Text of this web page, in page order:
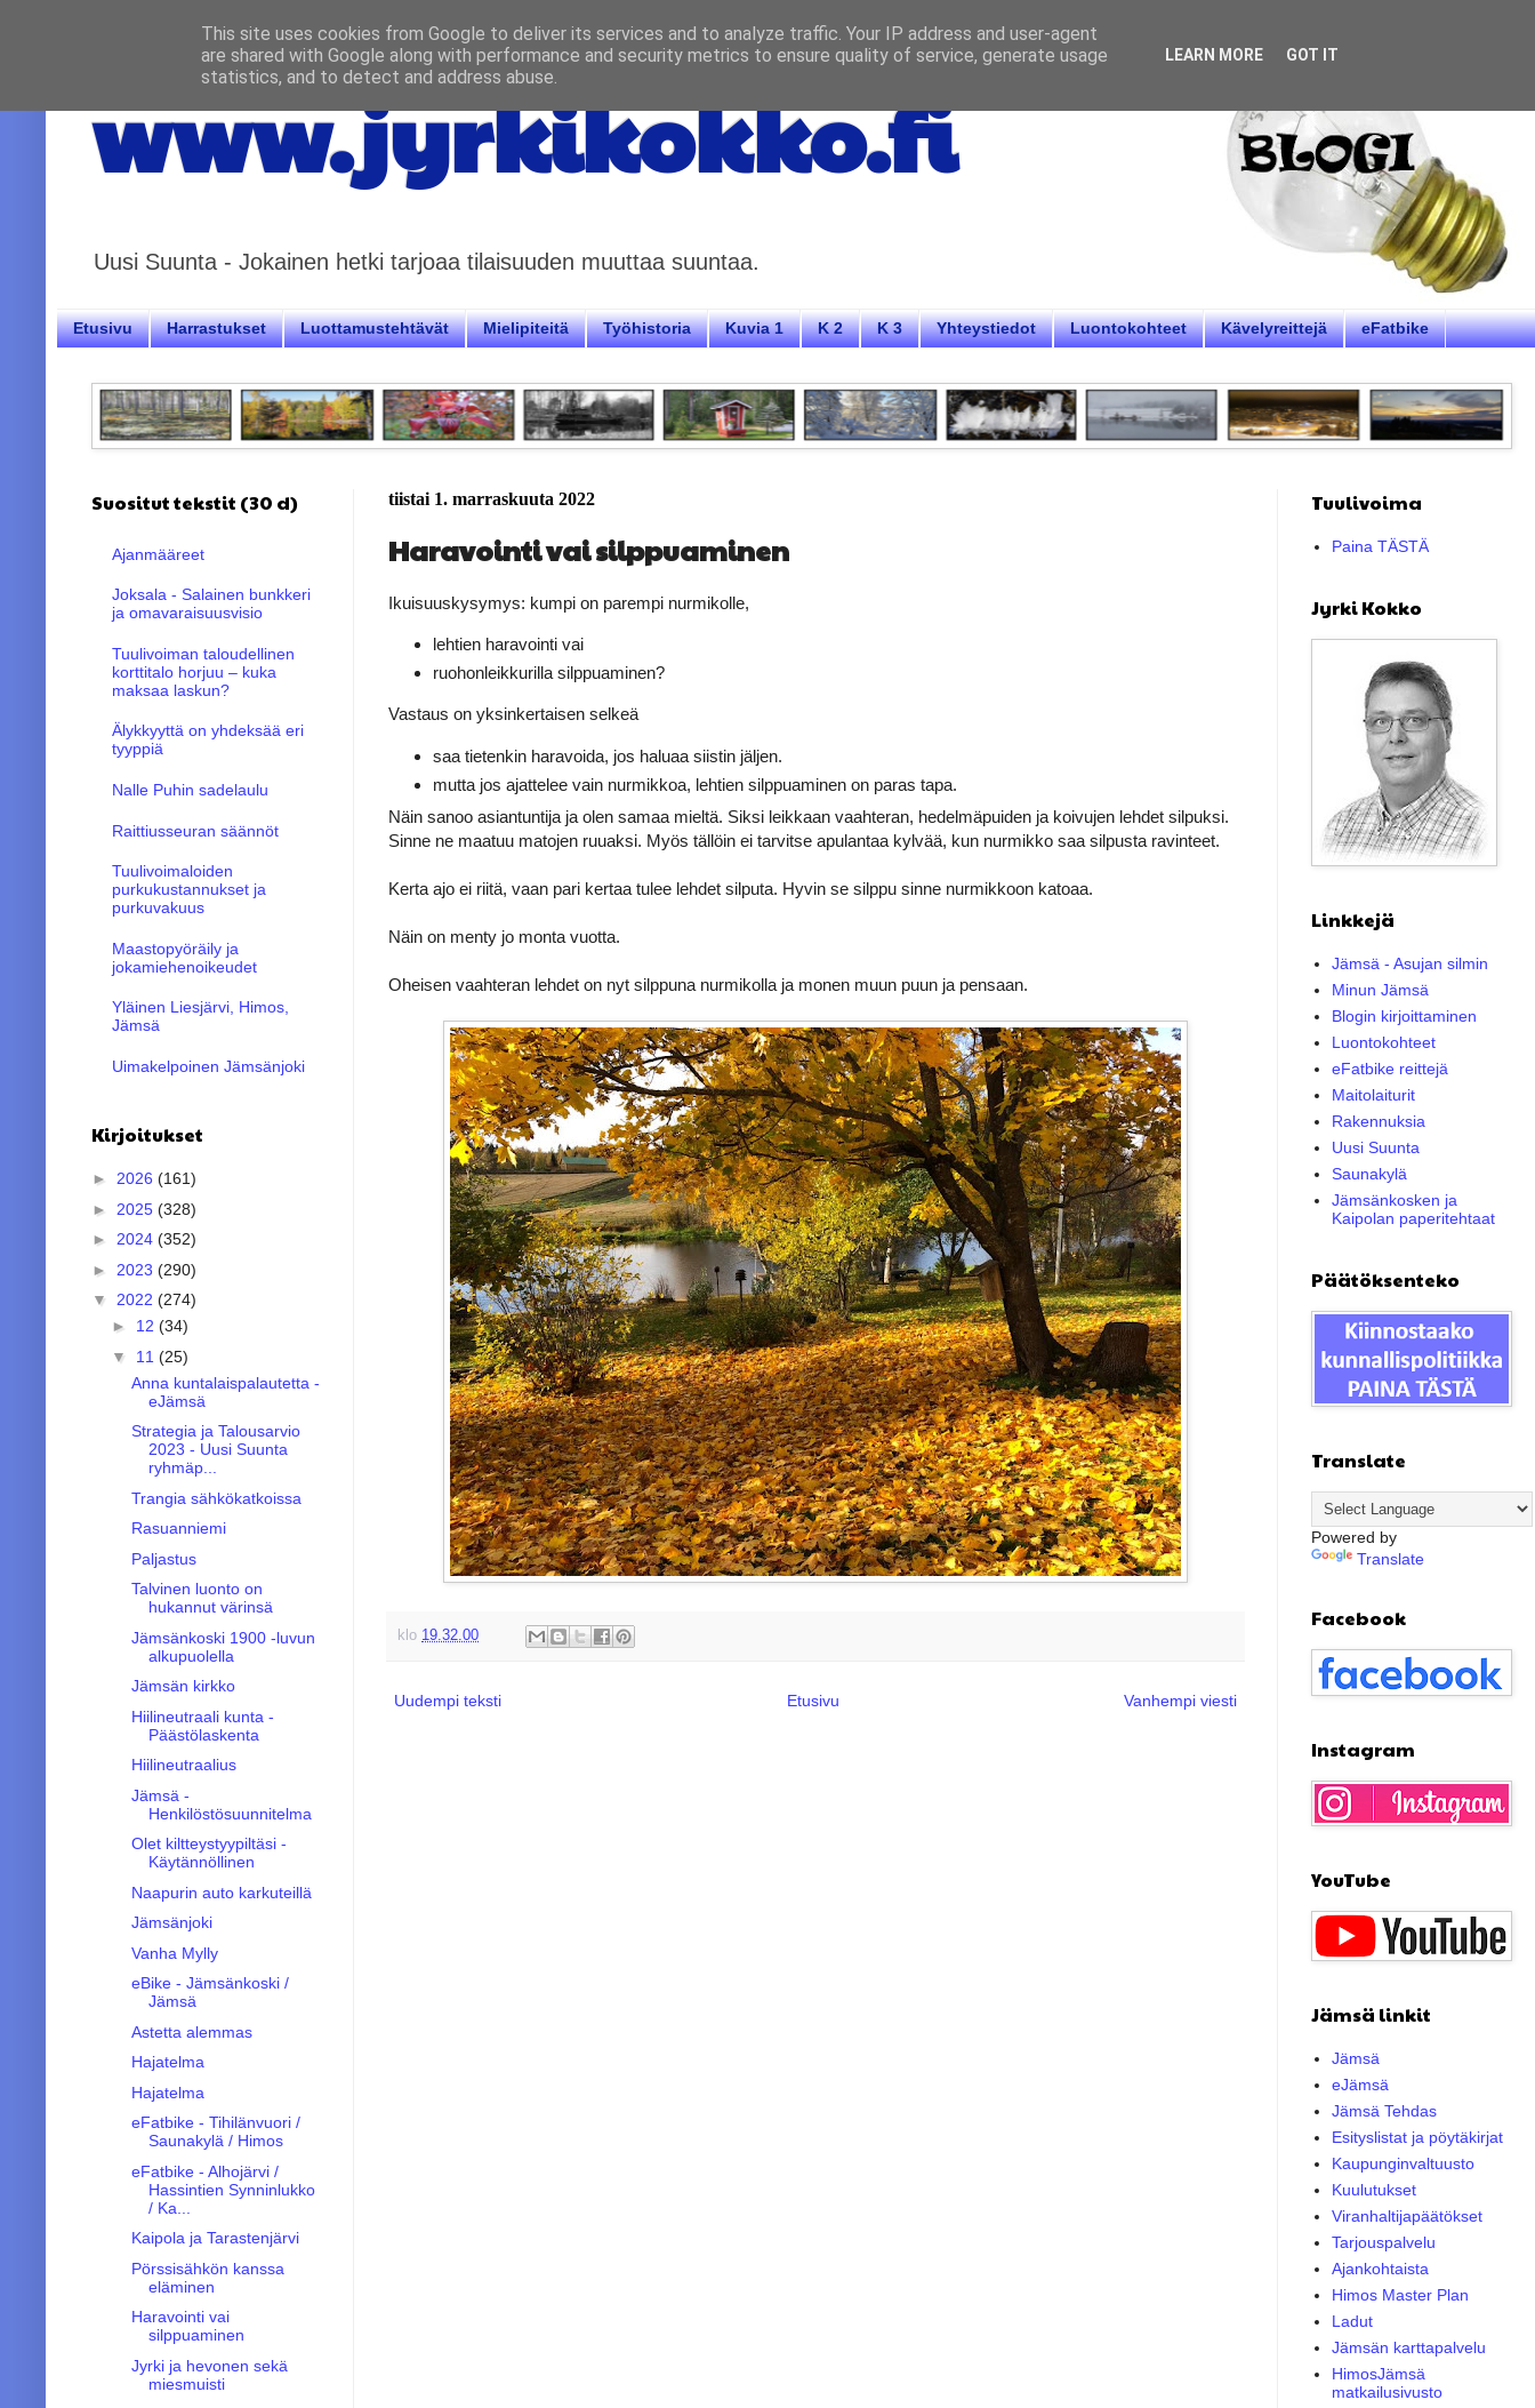
www.jyrkikokko.fi
Uusi Suunta - Jokainen hetki tarjoaa tilaisuuden muuttaa suuntaa.
Etusivu Harrastukset Luottamustehtävät Mielipiteitä Työhistoria Kuvia 1 K 2 K 3 Yhteystiedot Luontokohteet Kävelyreittejä eFatbike
tiistai 1. marraskuuta 2022
Haravointi vai silppuaminen
Ikuisuuskysymys: kumpi on parempi nurmikolle,
lehtien haravointi vai
ruohonleikkurilla silppuaminen?
Vastaus on yksinkertaisen selkeä
saa tietenkin haravoida, jos haluaa siistin jäljen.
mutta jos ajattelee vain nurmikkoa, lehtien silppuaminen on paras tapa.
Näin sanoo asiantuntija ja olen samaa mieltä. Siksi leikkaan vaahteran, hedelmäpuiden ja koivujen lehdet silpuksi.
Sinne ne maatuu matojen ruuaksi. Myös tällöin ei tarvitse apulantaa kylvää, kun nurmikko saa silpusta ravinteet.
Kerta ajo ei riitä, vaan pari kertaa tulee lehdet silputa. Hyvin se silppu sinne nurmikkoon katoaa.
Näin on menty jo monta vuotta.
Oheisen vaahteran lehdet on nyt silppuna nurmikolla ja monen muun puun ja pensaan.
klo 19.32.00
Uudempi teksti Vanhempi viesti
Etusivu
Suositut tekstit (30 d)
Ajanmääreet
Joksala - Salainen bunkkeri
ja omavaraisuusvisio
Tuulivoiman taloudellinen
korttitalo horjuu – kuka
maksaa laskun?
Älykkyyttä on yhdeksää eri
tyyppiä
Nalle Puhin sadelaulu
Raittiusseuran säännöt
Tuulivoimaloiden
purkukustannukset ja
purkuvakuus
Maastopyöräily ja
jokamiehenoikeudet
Yläinen Liesjärvi, Himos,
Jämsä
Uimakelpoinen Jämsänjoki
Kirjoitukset
► 2026 (161)
► 2025 (328)
► 2024 (352)
► 2023 (290)
▼ 2022 (274)
► 12 (34)
▼ 11 (25)
Anna kuntalaispalautetta -
eJämsä
Strategia ja Talousarvio
2023 - Uusi Suunta
ryhmäp...
Trangia sähkökatkoissa
Rasuanniemi
Paljastus
Talvinen luonto on
hukannut värinsä
Jämsänkoski 1900 -luvun
alkupuolella
Jämsän kirkko
Hiilineutraali kunta -
Päästölaskenta
Hiilineutraalius
Jämsä -
Henkilöstösuunnitelma
Olet kiltteystyypiltäsi -
Käytännöllinen
Naapurin auto karkuteillä
Jämsänjoki
Vanha Mylly
eBike - Jämsänkoski /
Jämsä
Astetta alemmas
Hajatelma
Hajatelma
eFatbike - Tihilänvuori /
Saunakylä / Himos
eFatbike - Alhojärvi /
Hassintien Synninlukko
/ Ka...
Kaipola ja Tarastenjärvi
Pörssisähkön kanssa
eläminen
Haravointi vai
silppuaminen
Jyrki ja hevonen sekä
miesmuisti
Tuulivoima
Paina TÄSTÄ
Jyrki Kokko
Linkkejä
Jämsä - Asujan silmin
Minun Jämsä
Blogin kirjoittaminen
Luontokohteet
eFatbike reittejä
Maitolaiturit
Rakennuksia
Uusi Suunta
Saunakylä
Jämsänkosken ja
Kaipolan paperitehtaat
Päätöksenteko
Translate
Powered by
Translate
Facebook
Instagram
YouTube
Jämsä linkit
Jämsä
eJämsä
Jämsä Tehdas
Esityslistat ja pöytäkirjat
Kaupunginvaltuusto
Kuulutukset
Viranhaltijapäätökset
Tarjouspalvelu
Ajankohtaista
Himos Master Plan
Ladut
Jämsän karttapalvelu
HimosJämsä
matkailusivusto
This site uses cookies from Google to deliver its services and to analyze traffic. Your IP address and user-agent
are shared with Google along with performance and security metrics to ensure quality of service, generate usage
statistics, and to detect and address abuse.
LEARN MORE GOT IT